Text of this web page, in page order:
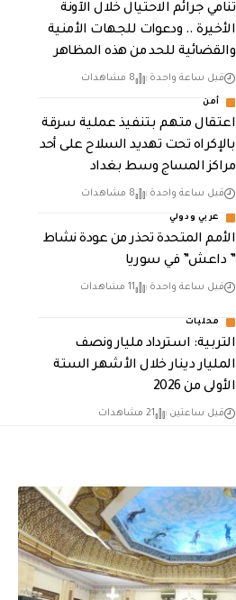
تنامي جرائم الاحتيال خلال الآونة
الأخيرة .. ودعوات للجهات الأمنية
والقضائية للحد من هذه المظاهر
قبل ساعة واحدة 8 مشاهدات
أمن
اعتقال متهم بتنفيذ عملية سرقة
بالإكراه تحت تهديد السلاح على أحد
مراكز المساج وسط بغداد
قبل ساعة واحدة 8 مشاهدات
عربي ودولي
الأمم المتحدة تحذر من عودة نشاط
” داعش” في سوريا
قبل ساعة واحدة 11 مشاهدات
محليات
التربية: استرداد مليار ونصف
المليار دينار خلال الأشهر الستة
الأولى من 2026
قبل ساعتين 21 مشاهدات